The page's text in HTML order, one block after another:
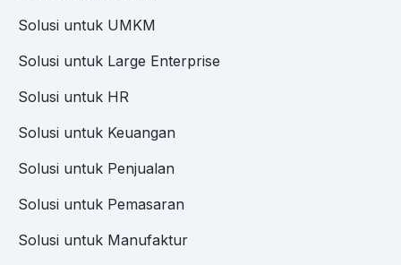
Solusi untuk UMKM
Solusi untuk Large Enterprise
Solusi untuk HR
Solusi untuk Keuangan
Solusi untuk Penjualan
Solusi untuk Pemasaran
Solusi untuk Manufaktur